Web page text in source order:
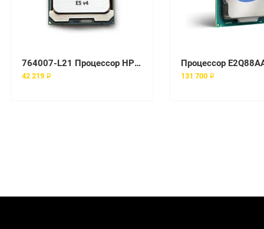
764007-L21 Процессор HP Intel Xeon E5-2609v3 1.9GHz DL120 G9
42 219 ₽ 131 700 ₽